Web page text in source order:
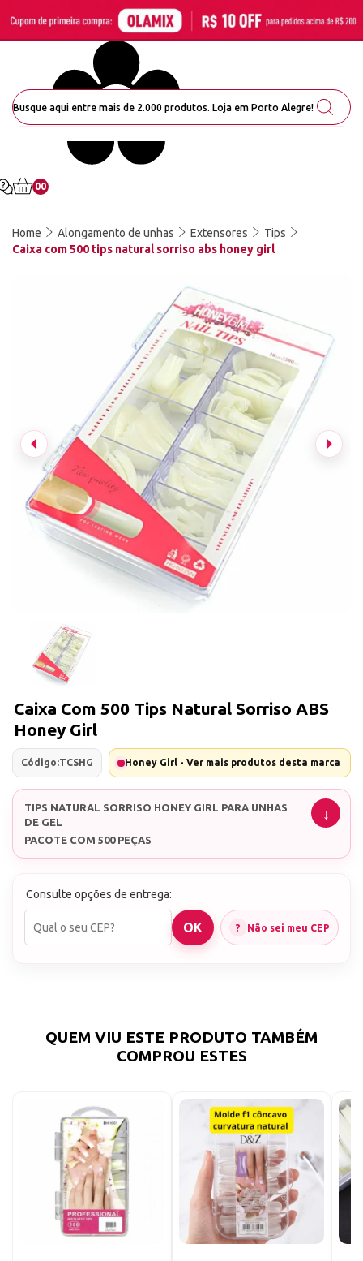
00
Home Alongamento de unhas Extensores
Tips
Caixa com 500 tips natural sorriso abs honey girl
Caixa Com 500 Tips Natural Sorriso ABS
Honey Girl
Código:TCSHG Honey Girl - Ver mais produtos desta marca
TIPS NATURAL SORRISO HONEY GIRL PARA UNHAS
DE GEL
PACOTE COM 500 PEÇAS
Consulte opções de entrega:
Não sei meu CEP
QUEM VIU ESTE PRODUTO TAMBÉM
COMPROU ESTES